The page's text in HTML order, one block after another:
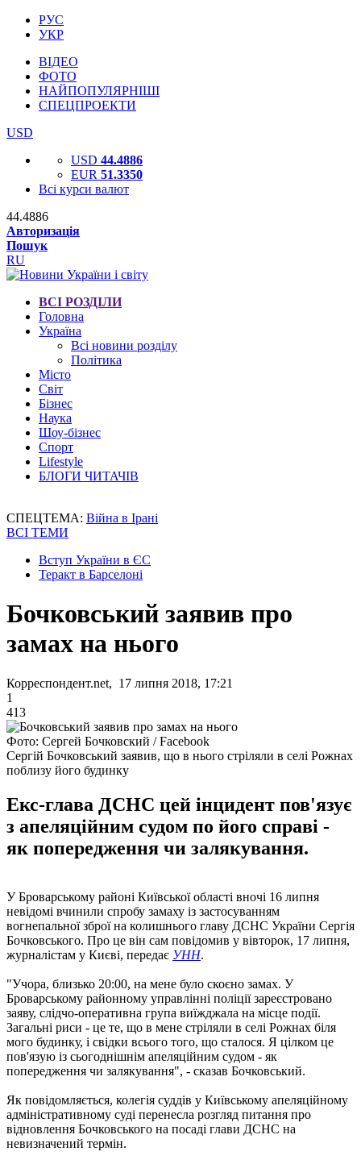
РУС
УКР
ВІДЕО
ФОТО
НАЙПОПУЛЯРНІШІ
СПЕЦПРОЕКТИ
USD
USD 44.4886
EUR 51.3350
Всі курси валют
44.4886
Авторизація
Пошук
RU
ВСІ РОЗДІЛИ
Головна
Україна
Всі новини розділу
Політика
Місто
Світ
Бізнес
Наука
Шоу-бізнес
Спорт
Lifestyle
БЛОГИ ЧИТАЧІВ
СПЕЦТЕМА: Війна в Ірані
ВСІ ТЕМИ
Вступ України в ЄС
Теракт в Барселоні
Бочковський заявив про
замах на нього
Корреспондент.net, 17 липня 2018, 17:21
1
413
Фото: Сергей Бочковский / Facebook
Сергій Бочковський заявив, що в нього стріляли в селі Рожнах
поблизу його будинку
Екс-глава ДСНС цей інцидент пов'язує
з апеляційним судом по його справі -
як попередження чи залякування.
У Броварському районі Київської області вночі 16 липня
невідомі вчинили спробу замаху із застосуванням
вогнепальної зброї на колишнього главу ДСНС України Сергія
Бочковського. Про це він сам повідомив у вівторок, 17 липня,
журналістам у Києві, передає УНН.
"Учора, близько 20:00, на мене було скоєно замах. У
Броварському районному управлінні поліції зареєстровано
заяву, слідчо-оперативна група виїжджала на місце події.
Загальні риси - це те, що в мене стріляли в селі Рожнах біля
мого будинку, і свідки всього того, що сталося. Я цілком це
пов'язую із сьогоднішнім апеляційним судом - як
попередження чи залякування", - сказав Бочковський.
Як повідомляється, колегія суддів у Київському апеляційному
адміністративному суді перенесла розгляд питання про
відновлення Бочковського на посаді глави ДСНС на
невизначений термін.